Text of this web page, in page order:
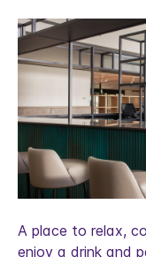
A place to relax,
enjoy a drink and